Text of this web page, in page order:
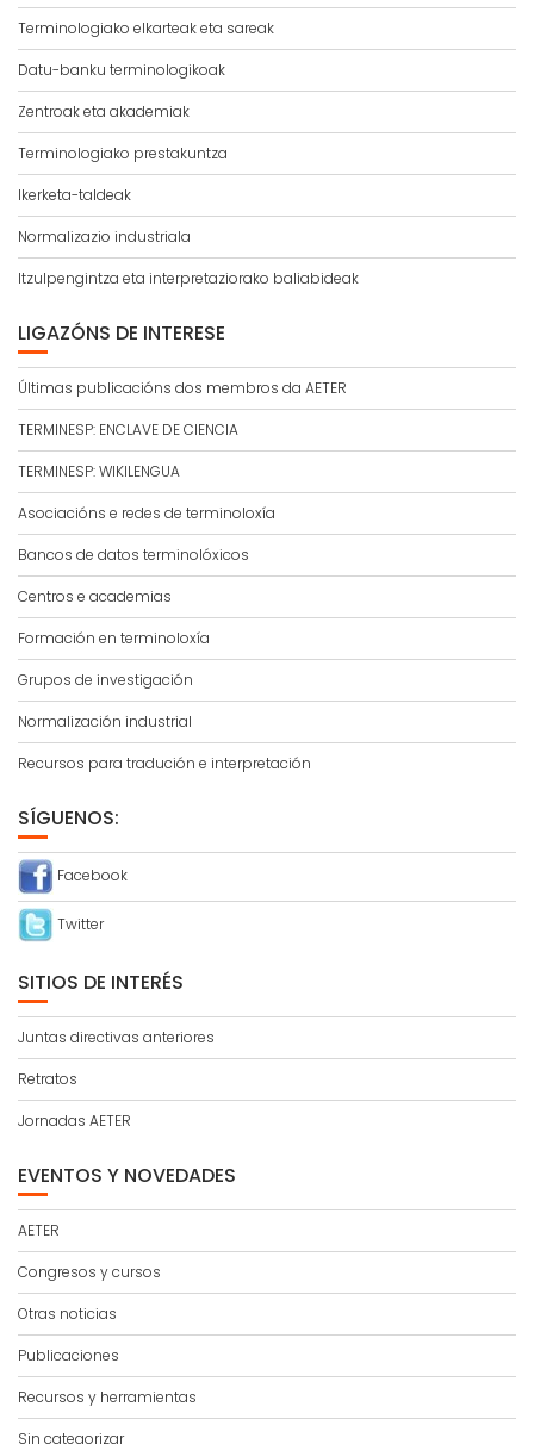
Terminologiako elkarteak eta sareak
Datu-banku terminologikoak
Zentroak eta akademiak
Terminologiako prestakuntza
Ikerketa-taldeak
Normalizazio industriala
Itzulpengintza eta interpretaziorako baliabideak
LIGAZÓNS DE INTERESE
Últimas publicacións dos membros da AETER
TERMINESP: ENCLAVE DE CIENCIA
TERMINESP: WIKILENGUA
Asociacións e redes de terminoloxía
Bancos de datos terminolóxicos
Centros e academias
Formación en terminoloxía
Grupos de investigación
Normalización industrial
Recursos para tradución e interpretación
SÍGUENOS:
Facebook
Twitter
SITIOS DE INTERÉS
Juntas directivas anteriores
Retratos
Jornadas AETER
EVENTOS Y NOVEDADES
AETER
Congresos y cursos
Otras noticias
Publicaciones
Recursos y herramientas
Sin categorizar